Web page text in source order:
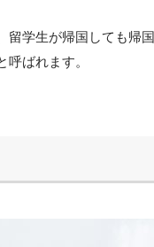
学生が帰国しても帰
ばれます。